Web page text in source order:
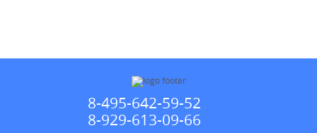
8-495-642-59-52
8-929-613-09-66